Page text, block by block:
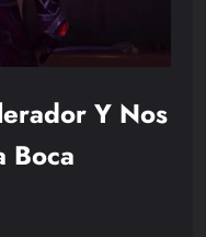
Y Nos
Boca